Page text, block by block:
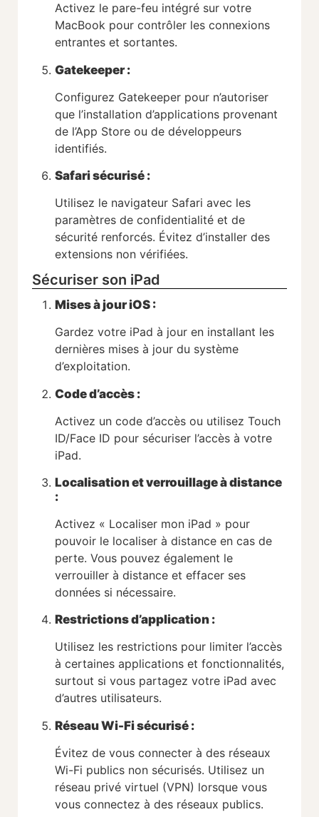
Activez le pare-feu intégré sur votre
MacBook pour contrôler les connexions
entrantes et sortantes.
Gatekeeper :
Configurez Gatekeeper pour n’autoriser
que l’installation d’applications provenant
de l’App Store ou de développeurs
identifiés.
Safari sécurisé :
Utilisez le navigateur Safari avec les
paramètres de confidentialité et de
sécurité renforcés. Évitez d’installer des
extensions non vérifiées.
Sécuriser son iPad
Mises à jour iOS :
Gardez votre iPad à jour en installant les
dernières mises à jour du système
d’exploitation.
Code d’accès :
Activez un code d’accès ou utilisez Touch
ID/Face ID pour sécuriser l’accès à votre
iPad.
Localisation et verrouillage à distance
:
Activez « Localiser mon iPad » pour
pouvoir le localiser à distance en cas de
perte. Vous pouvez également le
verrouiller à distance et effacer ses
données si nécessaire.
Restrictions d’application :
Utilisez les restrictions pour limiter l’accès
à certaines applications et fonctionnalités,
surtout si vous partagez votre iPad avec
d’autres utilisateurs.
Réseau Wi-Fi sécurisé :
Évitez de vous connecter à des réseaux
Wi-Fi publics non sécurisés. Utilisez un
réseau privé virtuel (VPN) lorsque vous
vous connectez à des réseaux publics.